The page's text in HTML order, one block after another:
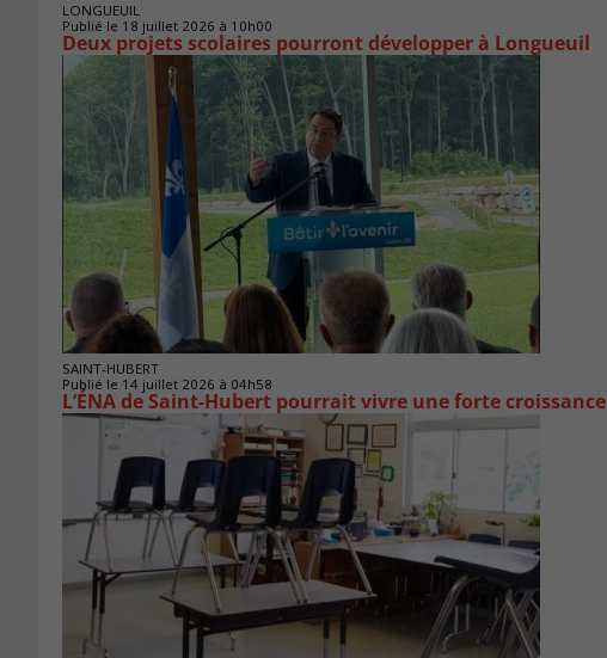
LONGUEUIL
Publié le 18 juillet 2026 à 10h00
Deux projets scolaires pourront développer à Longueuil
SAINT-HUBERT
Publié le 14 juillet 2026 à 04h58
L’ÉNA de Saint-Hubert pourrait vivre une forte croissance